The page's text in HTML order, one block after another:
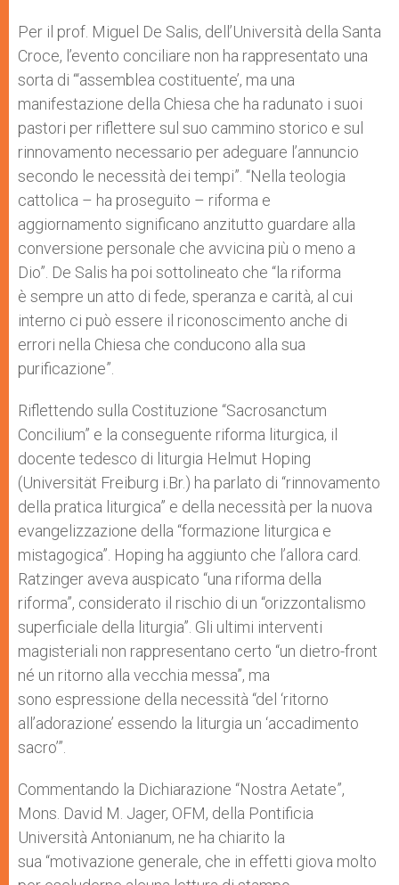
Per il prof. Miguel De Salis, dell’Università della Santa
Croce, l’evento conciliare non ha rappresentato una
sorta di “‘assemblea costituente’, ma una
manifestazione della Chiesa che ha radunato i suoi
pastori per riflettere sul suo cammino storico e sul
rinnovamento necessario per adeguare l’annuncio
secondo le necessità dei tempi”. “Nella teologia
cattolica – ha proseguito – riforma e
aggiornamento significano anzitutto guardare alla
conversione personale che avvicina più o meno a
Dio”. De Salis ha poi sottolineato che “la riforma
è sempre un atto di fede, speranza e carità, al cui
interno ci può essere il riconoscimento anche di
errori nella Chiesa che conducono alla sua
purificazione”.
Riflettendo sulla Costituzione “Sacrosanctum
Concilium” e la conseguente riforma liturgica, il
docente tedesco di liturgia Helmut Hoping
(Universität Freiburg i.Br.) ha parlato di “rinnovamento
della pratica liturgica” e della necessità per la nuova
evangelizzazione della “formazione liturgica e
mistagogica”. Hoping ha aggiunto che l’allora card.
Ratzinger aveva auspicato “una riforma della
riforma”, considerato il rischio di un “orizzontalismo
superficiale della liturgia”. Gli ultimi interventi
magisteriali non rappresentano certo “un dietro-front
né un ritorno alla vecchia messa”, ma
sono espressione della necessità “del ‘ritorno
all’adorazione’ essendo la liturgia un ‘accadimento
sacro’”.
Commentando la Dichiarazione “Nostra Aetate”,
Mons. David M. Jager, OFM, della Pontificia
Università Antonianum, ne ha chiarito la
sua “motivazione generale, che in effetti giova molto